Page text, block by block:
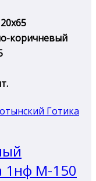
коричневый
1нф М-150